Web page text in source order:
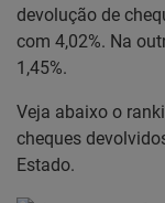
devolução de
com 4,02%. Na
1,45%.
Veja abaixo o
cheques
Estado.